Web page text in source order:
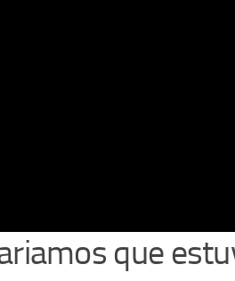
que